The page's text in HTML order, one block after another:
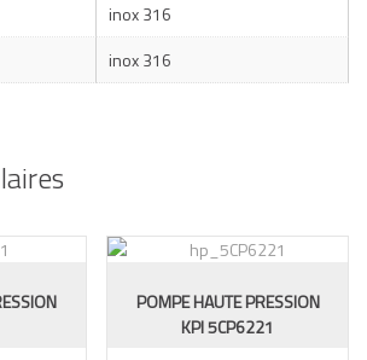
inox 316
inox 316
POMPE HAUTE PRESSION
KPI 5CP6221